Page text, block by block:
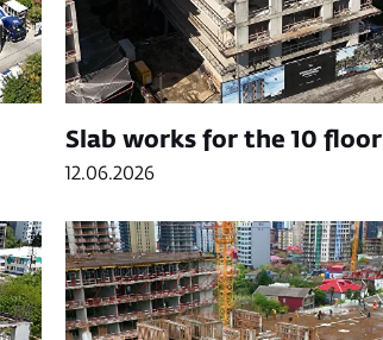
Slab works for the 10 floor
12.06.2026